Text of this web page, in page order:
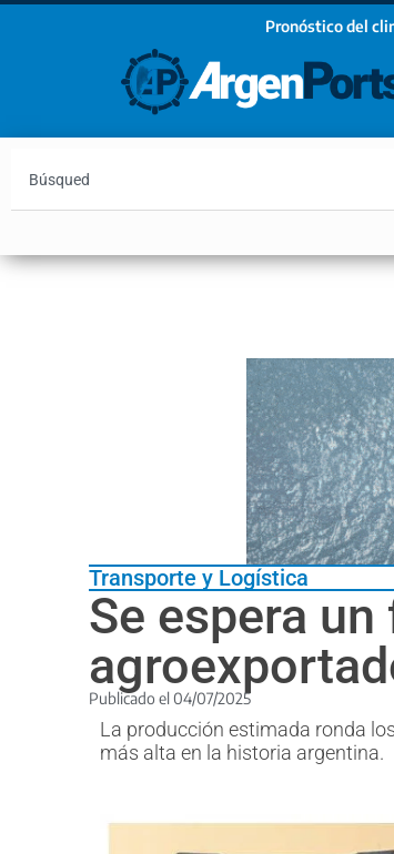
Pronóstico del
Transporte y Logística
Se espera
Publicado el 04/07/2025
La producción estimada ronda
más alta en la historia argentina.
¡Sumate a nuestro
Email
Estoy de acuerdo con las condiciones